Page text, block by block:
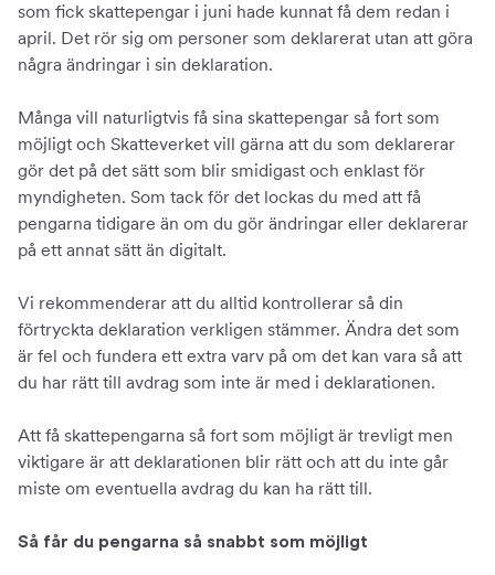
som fick skattepengar i juni hade kunnat få dem redan i
april. Det rör sig om personer som deklarerat utan att göra
några ändringar i sin deklaration.
Många vill naturligtvis få sina skattepengar så fort som
möjligt och Skatteverket vill gärna att du som deklarerar
gör det på det sätt som blir smidigast och enklast för
myndigheten. Som tack för det lockas du med att få
pengarna tidigare än om du gör ändringar eller deklarerar
på ett annat sätt än digitalt.
Vi rekommenderar att du alltid kontrollerar så din
förtryckta deklaration verkligen stämmer. Ändra det som
är fel och fundera ett extra varv på om det kan vara så att
du har rätt till avdrag som inte är med i deklarationen.
Att få skattepengarna så fort som möjligt är trevligt men
viktigare är att deklarationen blir rätt och att du inte går
miste om eventuella avdrag du kan ha rätt till.
Så får du pengarna så snabbt som möjligt